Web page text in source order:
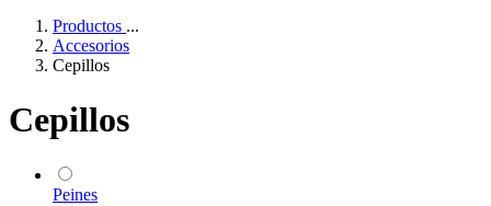
Productos ...
Accesorios
Cepillos
Cepillos
Peines